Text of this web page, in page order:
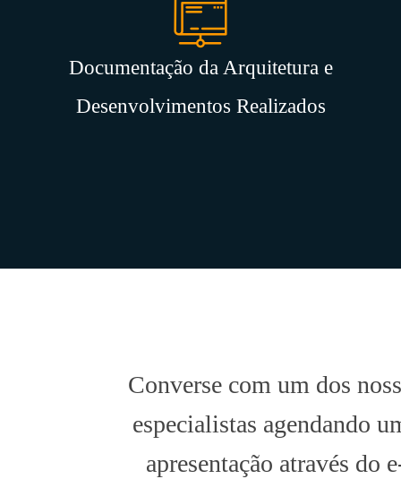
Documentação da Arquitetura e
Desenvolvimentos Realizados
Converse com um dos
especialistas agendando
apresentação através do